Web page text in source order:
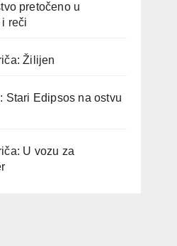
pretočeno u
i reči
Žilijen
Stari Edipsos na ostvu
U vozu za